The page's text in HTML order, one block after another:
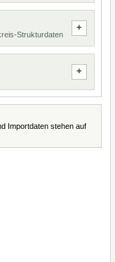
Strukturdaten
Importdaten stehen auf